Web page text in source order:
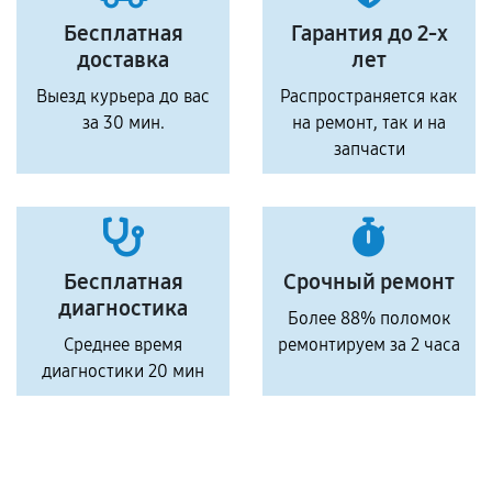
Бесплатная
доставка
Выезд курьера до вас
за 30 мин.
Гарантия до 2-х
лет
Распространяется как
на ремонт, так и на
запчасти
Бесплатная
диагностика
Среднее время
диагностики 20 мин
Срочный ремонт
Более 88% поломок
ремонтируем за 2 часа